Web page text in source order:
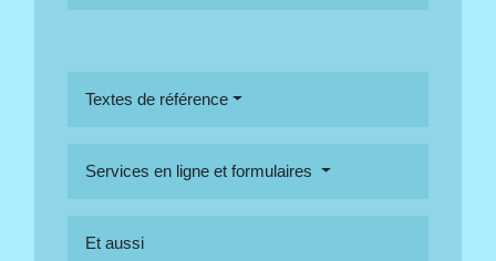
Textes de référence
Services en ligne et formulaires
Et aussi